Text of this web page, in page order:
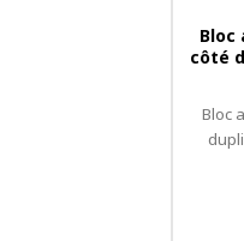
Bloc
côté
Bloc